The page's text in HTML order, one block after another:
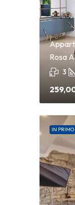
Rosa
3
IN